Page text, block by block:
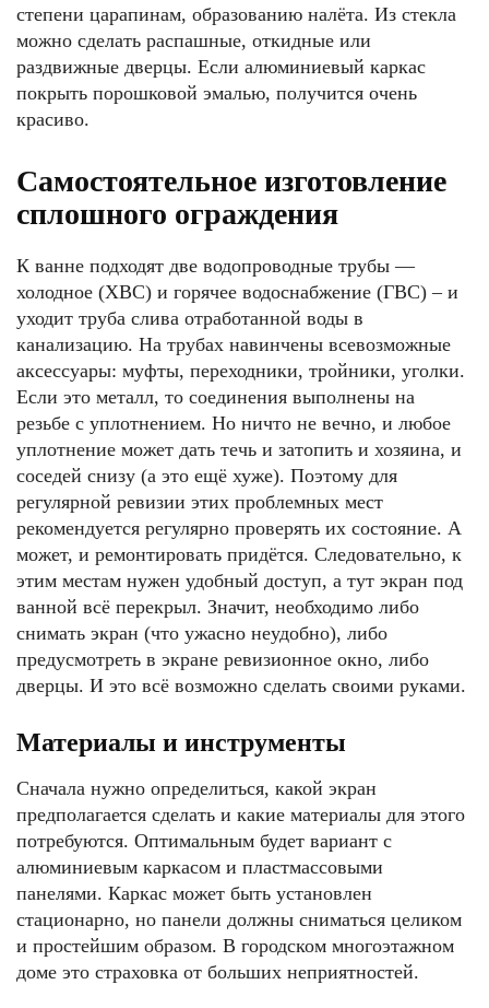
степени царапинам, образованию налёта. Из стекла
можно сделать распашные, откидные или
раздвижные дверцы. Если алюминиевый каркас
покрыть порошковой эмалью, получится очень
красиво.
Самостоятельное изготовление
сплошного ограждения
К ванне подходят две водопроводные трубы —
холодное (ХВС) и горячее водоснабжение (ГВС) – и
уходит труба слива отработанной воды в
канализацию. На трубах навинчены всевозможные
аксессуары: муфты, переходники, тройники, уголки.
Если это металл, то соединения выполнены на
резьбе с уплотнением. Но ничто не вечно, и любое
уплотнение может дать течь и затопить и хозяина, и
соседей снизу (а это ещё хуже). Поэтому для
регулярной ревизии этих проблемных мест
рекомендуется регулярно проверять их состояние. А
может, и ремонтировать придётся. Следовательно, к
этим местам нужен удобный доступ, а тут экран под
ванной всё перекрыл. Значит, необходимо либо
снимать экран (что ужасно неудобно), либо
предусмотреть в экране ревизионное окно, либо
дверцы. И это всё возможно сделать своими руками.
Материалы и инструменты
Сначала нужно определиться, какой экран
предполагается сделать и какие материалы для этого
потребуются. Оптимальным будет вариант с
алюминиевым каркасом и пластмассовыми
панелями. Каркас может быть установлен
стационарно, но панели должны сниматься целиком
и простейшим образом. В городском многоэтажном
доме это страховка от больших неприятностей.